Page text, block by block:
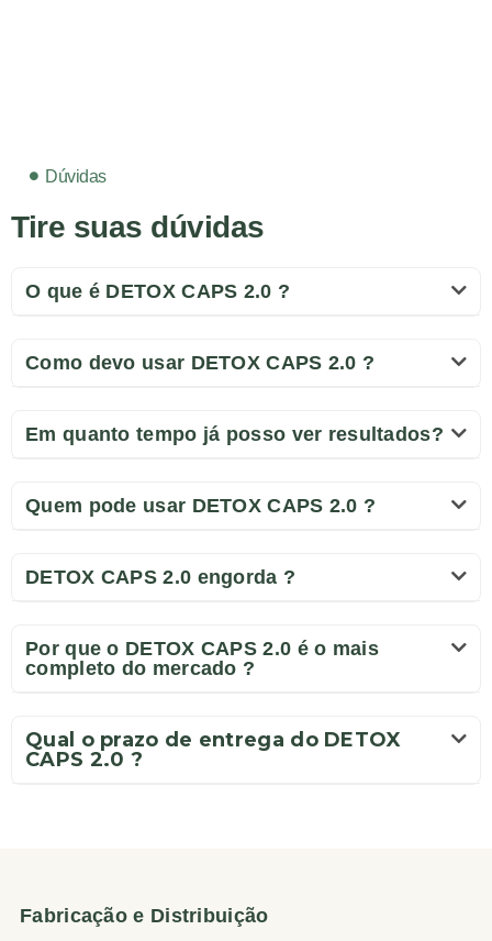
Dúvidas
Tire suas dúvidas
O que é DETOX CAPS 2.0 ?
Como devo usar DETOX CAPS 2.0 ?
Em quanto tempo já posso ver resultados?
Quem pode usar DETOX CAPS 2.0 ?
DETOX CAPS 2.0 engorda ?
Por que o DETOX CAPS 2.0 é o mais
completo do mercado ?
Qual o prazo de entrega do DETOX
CAPS 2.0 ?
Fabricação e Distribuição